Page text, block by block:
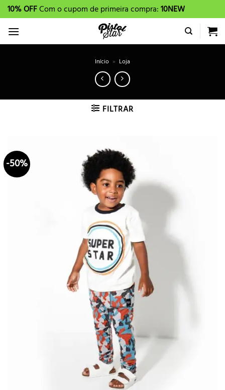
Skip
to
content
10% OFFCom o cupom de primeira compra:10NEW
Início » Loja
FILTRAR
-50%